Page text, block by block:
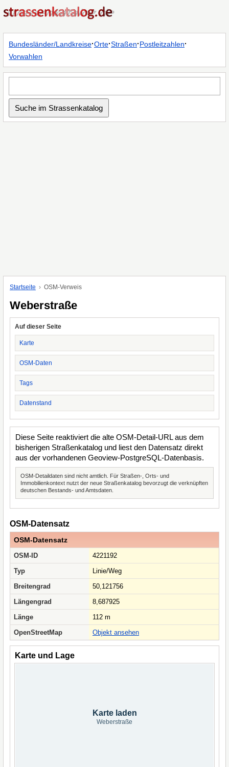
Bundesländer/Landkreise·Orte·Straßen·Postleitzahlen·
Vorwahlen
Startseite OSM-Verweis
Weberstraße
Auf dieser Seite
Karte
OSM-Daten
Tags
Datenstand
Diese Seite reaktiviert die alte OSM-Detail-URL aus dem
bisherigen Straßenkatalog und liest den Datensatz direkt
aus der vorhandenen Geoview-PostgreSQL-Datenbasis.
OSM-Detaildaten sind nicht amtlich. Für Straßen-, Orts- und
Immobilienkontext nutzt der neue Straßenkatalog bevorzugt die verknüpften
deutschen Bestands- und Amtsdaten.
OSM-Datensatz
OSM-Datensatz
OSM-ID
4221192
Typ
Linie/Weg
Breitengrad
50,121756
Längengrad
8,687925
Länge
112 m
OpenStreetMap
Objekt ansehen
Karte und Lage
Karte laden
Weberstraße